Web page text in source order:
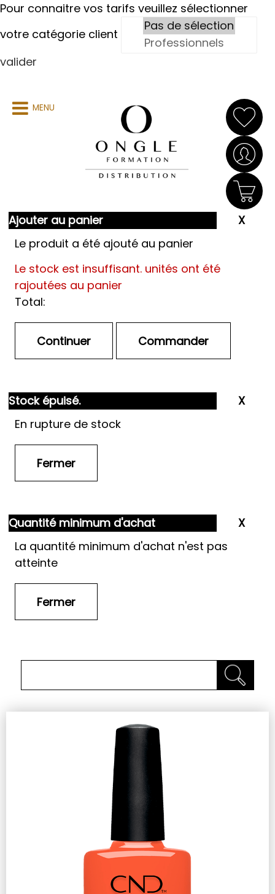
Pour connaitre vos tarifs veuillez sélectionner
votre catégorie client
valider
MENU
Ajouter au panier
Le produit a été ajouté au panier
Le stock est insuffisant. unités ont été
rajoutées au panier
Total:
Stock épuisé.
En rupture de stock
Quantité minimum d'achat
La quantité minimum d'achat n'est pas
atteinte